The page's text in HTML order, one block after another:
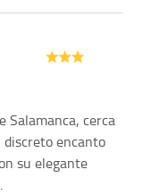
Salamanca, cerca
discreto encanto
su elegante